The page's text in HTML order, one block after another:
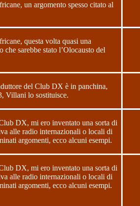
un argomento spesso citato al
questa volta quasi una
che sarebbe stato l’Olocausto del
del Club DX è in panchina,
, Villani lo sostituisce.
DX, mi ero inventato una sorta di
alle radio internazionali o locali di
argomenti, ecco alcuni esempi.
DX, mi ero inventato una sorta di
alle radio internazionali o locali di
argomenti, ecco alcuni esempi.